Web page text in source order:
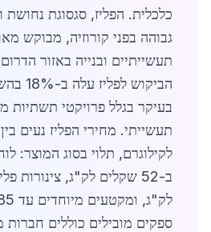
כלכלית. הפליז, סגסוגת נחושת
גבוהה בפני קורוזיה, מבוקש
בעיקר בגלל פרויקטי תשתיות
לקילוגרם, תלוי בסוג המוצר:
ספקים מובילים כוללים חברות